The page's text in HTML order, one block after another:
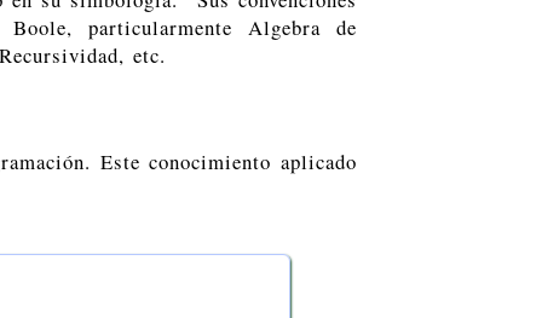
particularmente Algebra de
etc.
Este conocimiento aplicado